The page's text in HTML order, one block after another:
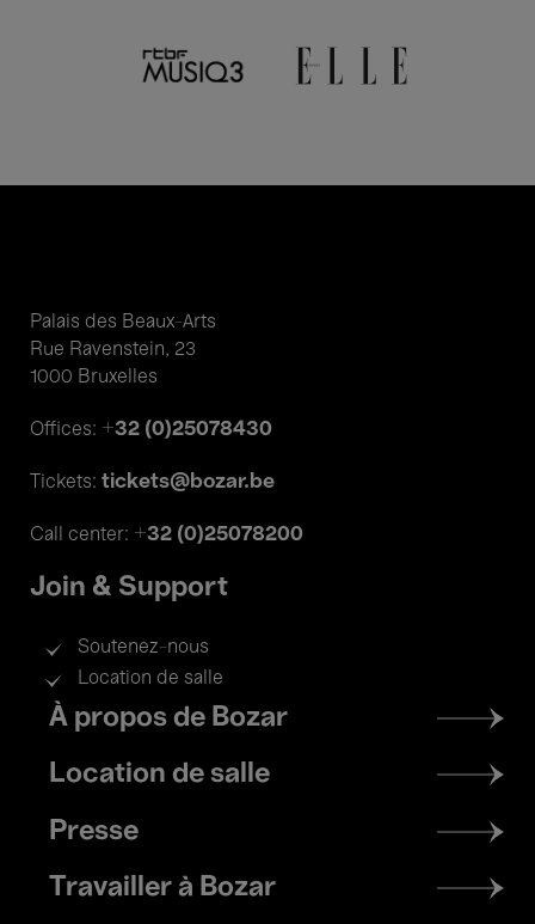
Palais des Beaux-Arts
Rue Ravenstein, 23
1000 Bruxelles
Offices: +32 (0)25078430
Tickets: tickets@bozar.be
Call center: +32 (0)25078200
Join & Support
Soutenez-nous
Location de salle
Footer
menu
À propos de Bozar
Location de salle
Presse
Travailler à Bozar